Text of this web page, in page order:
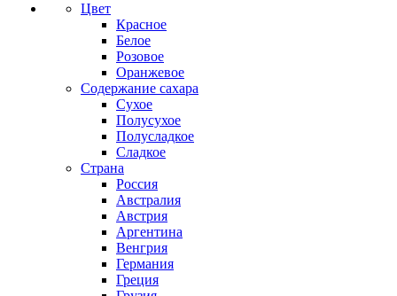
Цвет
Красное
Белое
Розовое
Оранжевое
Содержание сахара
Сухое
Полусухое
Полусладкое
Сладкое
Страна
Россия
Австралия
Австрия
Аргентина
Венгрия
Германия
Греция